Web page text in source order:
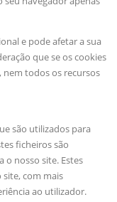
e pode afetar a sua
que se os cookies
nem todos os recursos
são utilizados para
ficheiros são
o nosso site. Estes
com mais
ao utilizador.